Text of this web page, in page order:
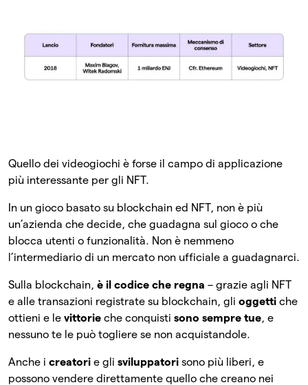
Quello dei videogiochi è forse il campo di applicazione
più interessante per gli NFT.
In un gioco basato su blockchain ed NFT, non è più
un’azienda che decide, che guadagna sul gioco o che
blocca utenti o funzionalità. Non è nemmeno
l’intermediario di un mercato non ufficiale a guadagnarci.
Sulla blockchain, è il codice che regna – grazie agli NFT
e alle transazioni registrate su blockchain, gli oggetti che
ottieni e le vittorie che conquisti sono sempre tue, e
nessuno te le può togliere se non acquistandole.
Anche i creatori e gli sviluppatori sono più liberi, e
possono vendere direttamente quello che creano nei